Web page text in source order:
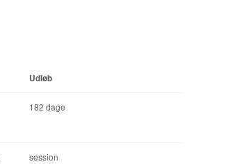
Udløb
182 dage
session